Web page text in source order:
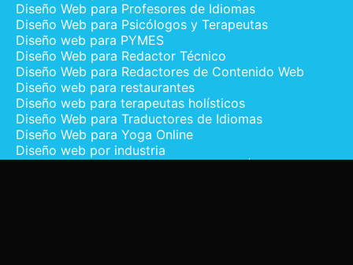
Diseño Web para Profesores de Idiomas
Diseño Web para Psicólogos y Terapeutas
Diseño web para PYMES
Diseño Web para Redactor Técnico
Diseño Web para Redactores de Contenido Web
Diseño web para restaurantes
Diseño web para terapeutas holísticos
Diseño Web para Traductores de Idiomas
Diseño Web para Yoga Online
Diseño web por industria